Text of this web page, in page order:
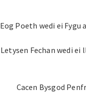
Eog Poeth wedi ei Fygu
Letysen Fechan wedi ei
Cacen Bysgod